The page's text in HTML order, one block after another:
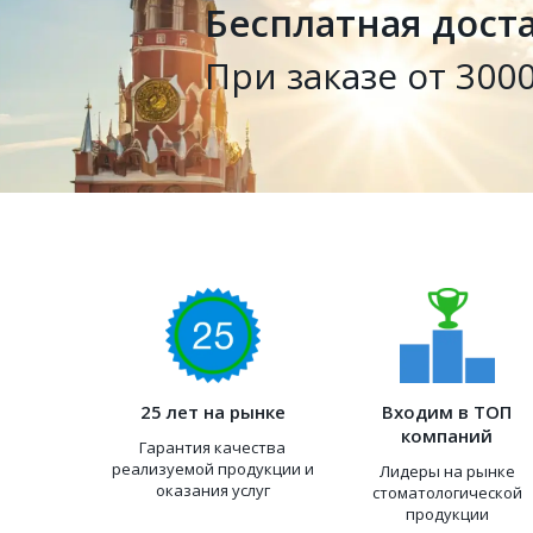
Бесплатная
При заказе от
25 лет на рынке
Гарантия качества
реализуемой продукции и
оказания услуг
Входим в ТОП
компаний
Лидеры на рынке
стоматологической
продукции